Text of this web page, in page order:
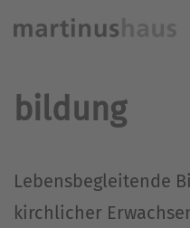
bildung
Lebensbegleitende
kirchlicher